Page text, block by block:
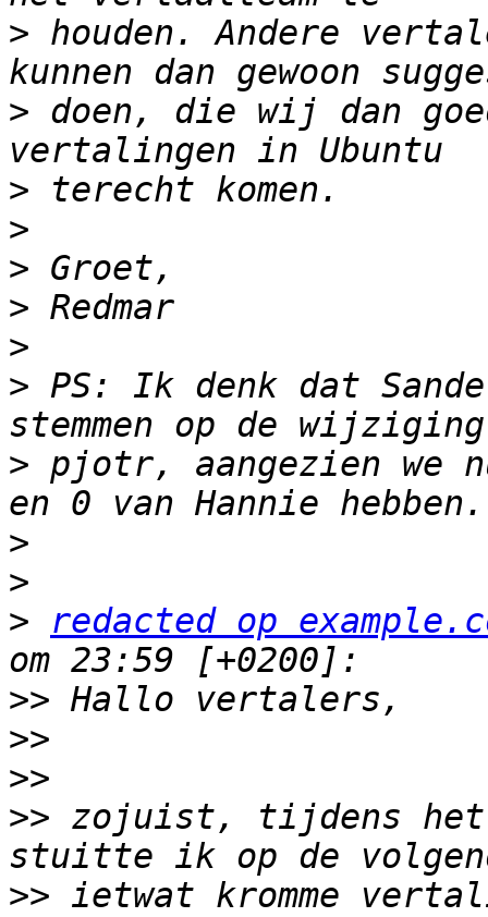
> houden. Andere
> doen, die wij dan
>
>
>
>
>
> PS: Ik denk dat
> pjotr, aangezien we
>
>
>
redacted op
>>
>>
>>
>> zojuist, tijdens het
>>